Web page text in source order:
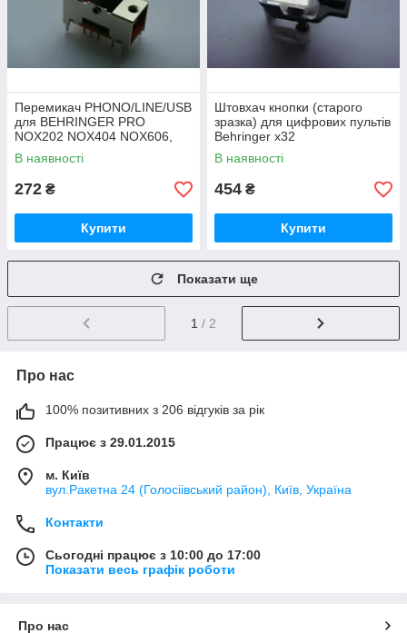
Перемикач PHONO/LINE/USB
для BEHRINGER PRO
NOX202 NOX404 NOX606,
NUMARK NDX900 iCDX
MIXDECK QUAD NDX800
В наявності
272 ₴
Купити
Штовхач кнопки (старого
зразка) для цифрових пультів
Behringer x32
В наявності
454 ₴
Купити
Показати ще
1 / 2
Про нас
100% позитивних з 206 відгуків за рік
Працює з 29.01.2015
м. Київ
вул.Ракетна 24 (Голосіівський район), Київ, Україна
Контакти
Сьогодні працює з 10:00 до 17:00
Показати весь графік роботи
Про нас